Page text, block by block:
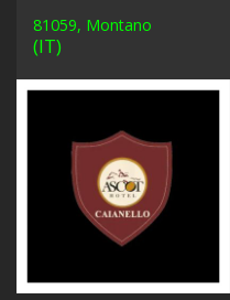
81059, Montano
(IT)